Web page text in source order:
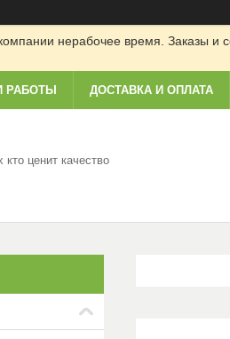
нерабочее время. Заказы и
РАБОТЫ ДОСТАВКА И ОПЛАТА
кто ценит качество